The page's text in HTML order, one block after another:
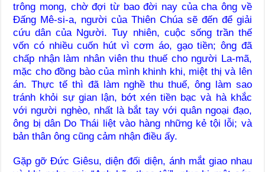
trông mong, chờ đợi từ bao đời nay của cha ông về
Đấng Mê-si-a, người của Thiên Chúa sẽ đến để giải
cứu dân của Người. Tuy nhiên, cuộc sống trần thế
vốn có nhiều cuốn hút vì cơm áo, gạo tiền; ông đã
chấp nhận làm nhân viên thu thuế cho người La-mã,
mặc cho đồng bào của mình khinh khi, miệt thị và lên
án. Thực tế thì đã làm nghề thu thuế, ông làm sao
tránh khỏi sự gian lận, bớt xén tiền bạc và hà khắc
với người nghèo, nhất là bắt tay với quân ngoại đạo,
ông bị dân Do Thái liệt vào hàng những kẻ tội lỗi; và
bản thân ông cũng cảm nhận điều ấy.
Gặp gỡ Đức Giêsu, diện đối diện, ánh mắt giao nhau